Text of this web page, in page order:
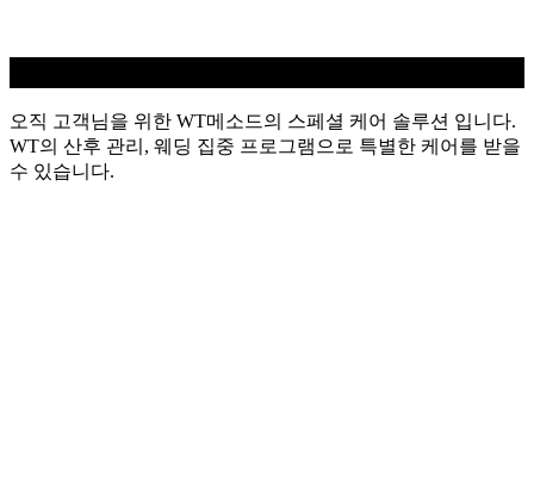
오직 고객님을 위한 WT메소드의 스페셜 케어 솔루션 입니다.
WT의 산후 관리, 웨딩 집중 프로그램으로 특별한 케어를 받을
수 있습니다.